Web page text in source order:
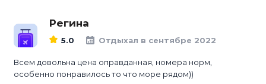
Регина
5.0 Отдыхал в сентябре 2022
Всем довольна цена оправданная, номера норм,
особенно понравилось то что море рядом))